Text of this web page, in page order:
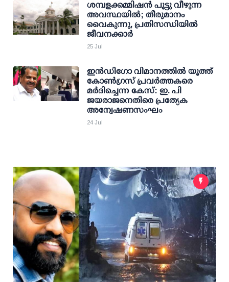
ശമ്പളക്കമ്മിഷന്‍ പൂട്ടു വീഴുന്ന
അവസ്ഥയില്‍; തീരുമാനം
വൈകുന്നു, പ്രതിസന്ധിയില്‍
ജീവനക്കാര്‍
25 Jul
ഇന്‍ഡിഗോ വിമാനത്തില്‍ യൂത്ത്
കോണ്‍ഗ്രസ് പ്രവര്‍ത്തകരെ
മർദിച്ചെന്ന കേസ്: ഇ. പി
ജയരാജനെതിരെ പ്രത്യേക
അന്വേഷണസംഘം
24 Jul